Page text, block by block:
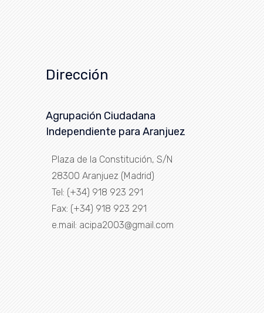
Dirección
Agrupación Ciudadana
Independiente para Aranjuez
Plaza de la Constitución, S/N
28300 Aranjuez (Madrid)
Tel: (+34) 918 923 291
Fax: (+34) 918 923 291
e.mail: acipa2003@gmail.com